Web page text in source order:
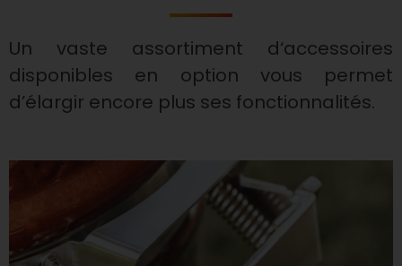
Un vaste assortiment d‘accessoires
disponibles en option vous permet
d’élargir encore plus ses fonctionnalités.